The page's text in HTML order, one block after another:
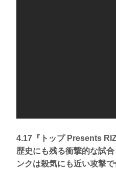
4.17『トップ Presents
歴史にも残る衝撃的な試
ンクは殺気にも近い攻撃